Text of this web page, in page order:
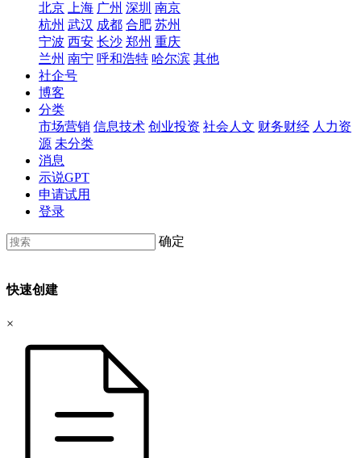
北京
上海 广州 深圳 南京
杭州 武汉 成都 合肥 苏州
宁波 西安 长沙 郑州 重庆
兰州 南宁 呼和浩特 哈尔滨 其他
社企号
博客
分类
市场营销 信息技术 创业投资 社会人文 财务财经 人力资
源 未分类
消息
示说GPT
申请试用
登录
确定
快速创建
×